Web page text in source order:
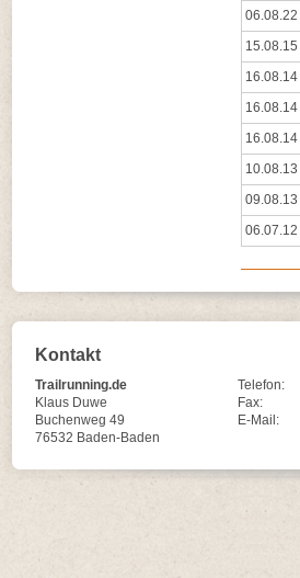
06.08.22
15.08.15
16.08.14
16.08.14
16.08.14
10.08.13
09.08.13
06.07.12
Kontakt
Trailrunning.de
Klaus Duwe
Buchenweg 49
76532 Baden-Baden
Telefon:
Fax:
E-Mail: